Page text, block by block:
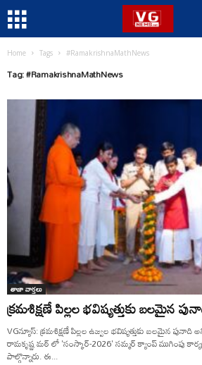
Home Tags #RamakrishnaMathNews
Tag: #RamakrishnaMathNews
తాజా వార్తలు
క్రమశిక్షణే పిల్లల భవిష్యత్తుకు బలమైన
VGన్యూస్: క్రమశిక్షణే పిల్లల ఉజ్వల భవిష్యత్తుకు బలమైన
రామకృష్ణ మఠ్ లో 'సంస్కార్-2026' సమ్మర్ క్యాంప్ ముగింపు
పాల్గొన్నారు. ఈ...